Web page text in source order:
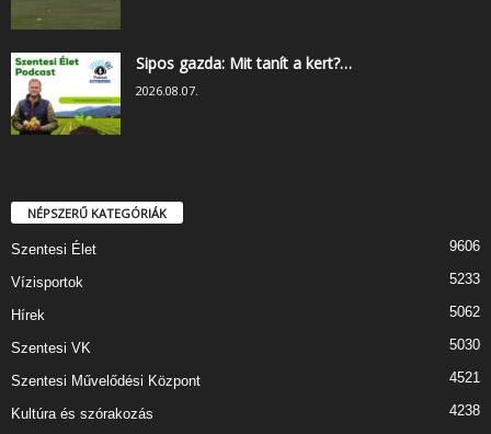
Sipos gazda: Mit tanít a kert?…
2026.08.07.
NÉPSZERŰ KATEGÓRIÁK
Szentesi Élet 9606
Vízisportok 5233
Hírek 5062
Szentesi VK 5030
Szentesi Művelődési Központ 4521
Kultúra és szórakozás 4238